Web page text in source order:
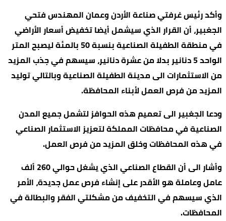
وأكد رئيس غرفتي صناعة الأردن وعمان المهندس فتحي
الجغبير، أن القرار الذي سيشمل أيضا تخفيض أسعار الأراضي
في منطقة الطفيلة الصناعية بنسبة 50 بالمئة ليصبح المتر
الواحد 5 دنانير بدلا من عشرة دنانير، سيسهم في جذب المزيد
من الاستثمارات الى مدينة الطفيلة الصناعية وبالتالي توليد
المزيد من فرص العمل لأبناء المحافظة.
ودعا الجغبير الى تعميم هذه الحوافز لتشمل جميع المدن
الصناعية في محافظات المملكة لتعزيز الاستثمار الصناعي
في هذه المحافظات وخلق المزيد من فرص العمل.
وأشار الى أن القطاع الصناعي الذي يشغل حوالي 260 ألف
عامل وعاملة هو الأقدر على إنشاء فرص عمل جديدة، الأمر
الذي سيسهم في التخفيف من مشكلتي الفقر والبطالة في
المحافظات.